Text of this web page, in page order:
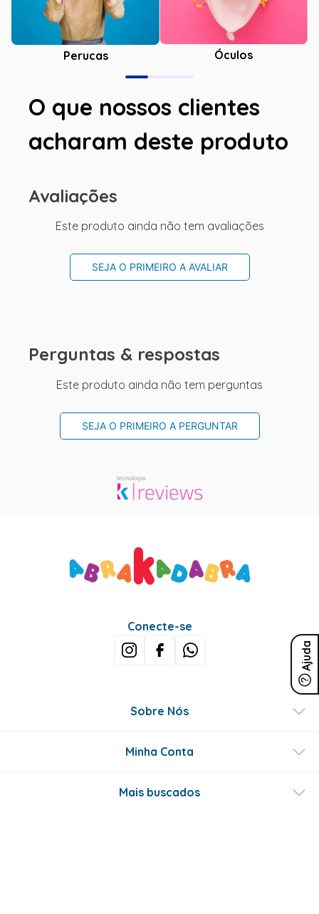
Perucas Óculos
O que nossos clientes
acharam deste produto
Avaliações
Este produto ainda não tem avaliações
SEJA O PRIMEIRO A AVALIAR
Perguntas & respostas
Este produto ainda não tem perguntas
SEJA O PRIMEIRO A PERGUNTAR
Ajuda
Conecte-se
Sobre Nós
Minha Conta
Mais buscados